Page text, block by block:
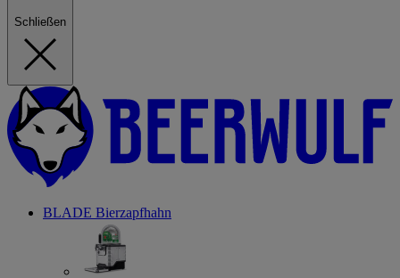
Schließen
BLADE Bierzapfhahn